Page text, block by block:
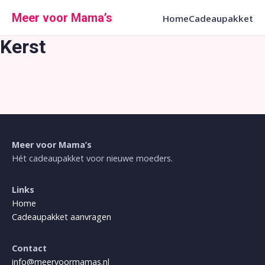
naar
de
inhoud
Meer voor Mama’s HomeCadeaupakket
Kerst
Meer voor Mama’s
Hét cadeaupakket voor nieuwe moeders.
Links
Home
Cadeaupakket aanvragen
Contact
info@meervoormamas.nl